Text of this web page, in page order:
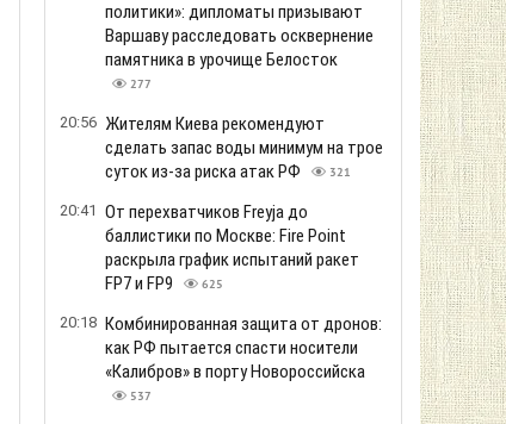
политики»: дипломаты призывают
Варшаву расследовать осквернение
памятника в урочище Белосток
277
20:56 Жителям Киева рекомендуют
сделать запас воды минимум на трое
суток из-за риска атак РФ
321
20:41 От перехватчиков Freyja до
баллистики по Москве: Fire Point
раскрыла график испытаний ракет
FP7 и FP9
625
20:18 Комбинированная защита от дронов:
как РФ пытается спасти носители
«Калибров» в порту Новороссийска
537